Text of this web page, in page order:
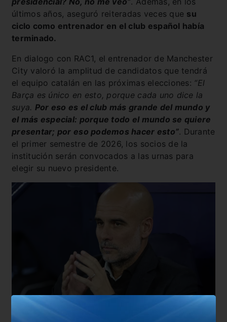
últimos años, aseguró reiteradas veces que su
ciclo como entrenador en el club español había
terminado.
En dialogo con RAC1, el entrenador de Manchester
City valoró la amplitud de candidatos que tendrá
el equipo catalán en las próximas elecciones: “El
Barça es único en esto, porque cada uno dice la
suya. Por eso es el club más grande del mundo y
el más especial: porque todo el mundo se quiere
presentar; por eso podemos hacer esto”. Durante
el primer semestre de 2026, los socios de la
institución serán convocados a las urnas para
elegir su nuevo presidente.
Guardiola cerró su ciclo en el Blaugrana en 2012